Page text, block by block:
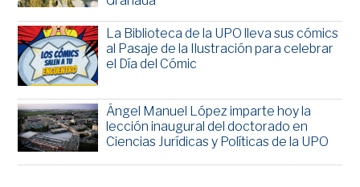
La Biblioteca de la UPO lleva sus cómics
al Pasaje de la Ilustración para celebrar
el Día del Cómic
Ángel Manuel López imparte hoy la
lección inaugural del doctorado en
Ciencias Jurídicas y Políticas de la UPO